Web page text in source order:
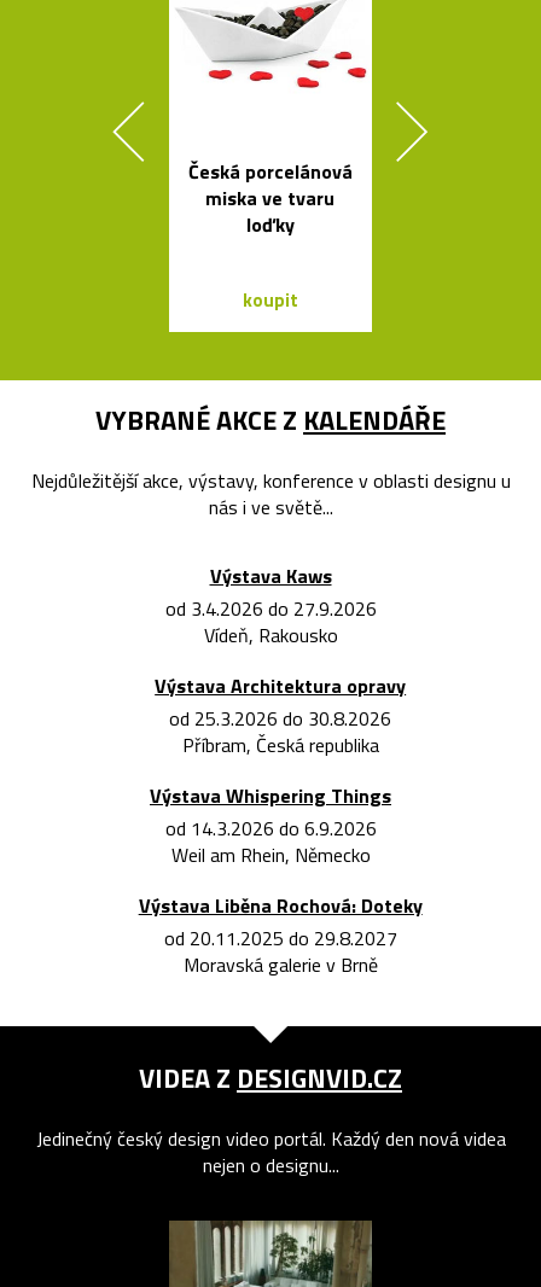
Česká porcelánová
miska ve tvaru
loďky
koupit
VYBRANÉ AKCE Z KALENDÁŘE
Nejdůležitější akce, výstavy, konference v oblasti designu u
nás i ve světě...
Výstava Kaws
od 3.4.2026 do 27.9.2026
Vídeň, Rakousko
Výstava Architektura opravy
od 25.3.2026 do 30.8.2026
Příbram, Česká republika
Výstava Whispering Things
od 14.3.2026 do 6.9.2026
Weil am Rhein, Německo
Výstava Liběna Rochová: Doteky
od 20.11.2025 do 29.8.2027
Moravská galerie v Brně
VIDEA Z DESIGNVID.CZ
Jedinečný český design video portál. Každý den nová videa
nejen o designu...